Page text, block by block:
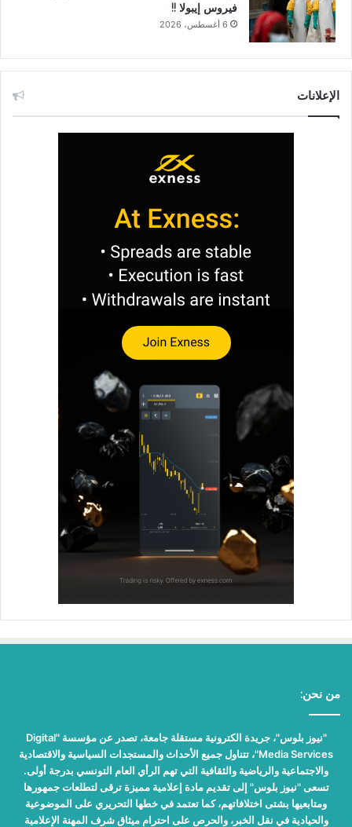
فيروس إيبولا !!
6 أغسطس، 2026
الإعلانات
من نحن:
"نيوز بلوس"، جريدة الكترونية مستقلة جامعة، تصدر عن مؤسسة "Digital
Media Services"، تتناول جميع الأحداث والمستجدات السياسية والاقتصادية
والاجتماعية والرياضية والثقافية التي تهم الرأي العام التونسي بدرجة أولى.
تسعى "نيوز بلوس" إلى تقديم مادة إعلامية مميزة ترقى لتطلعات جمهورها
ومتابعيها بشتى اختلافاتهم، كما تعتمد في خطها التحريري على الموضوعية
والحيادية في نقل الخبر، والحرص على احترام ميثاق شرف المهنة الإعلامية